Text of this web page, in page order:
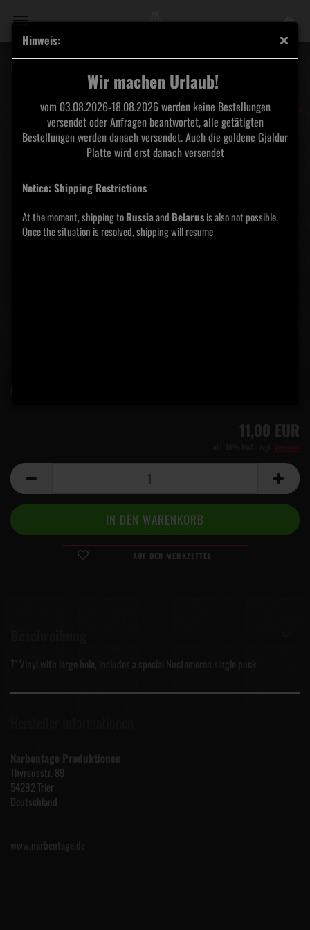
Hinweis:
Wir machen Urlaub!
vom 03.08.2026-18.08.2026 werden keine Bestellungen
versendet oder Anfragen beantwortet, alle getätigten
Bestellungen werden danach versendet. Auch die goldene Gjaldur
Platte wird erst danach versendet
Notice: Shipping Restrictions
At the moment, shipping toRussiaand Belarusis also not possible.
Once the situation is resolved, shipping will resume
Produktionen
11,00 EUR
Versand
AUF DEN MERKZETTEL
7" Vinyl with large hole, includes a special Nuctemeron single puck
Narbentage Produktionen
Thyrsusstr. 89
54292 Trier
Deutschland
www.narbentage.de